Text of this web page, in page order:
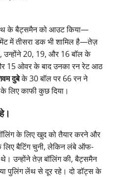
के बैट्समैन को आउट किया—
में तीसरा डक भी शामिल है—तेज़
उन्होंने 20, 19, और 16 बॉल के
15 ओवर के बाद उनका रन रेट आठ
दुबेके 30 बॉल पर 66 रन ने
लिए काफी कुछ दिया।
के लिए खुद को तैयार करने और
लिए बैटिंग चुनी, लेकिन लंबे ऑफ-
उन्होंने तेज़ बॉलिंग की, बैट्समैन
पुलिंग लेंथ से दूर रहे। दो डॉट्स के